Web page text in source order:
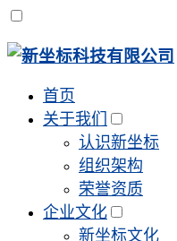
首页
关于我们
认识新坐标
组织架构
荣誉资质
企业文化
新坐标文化